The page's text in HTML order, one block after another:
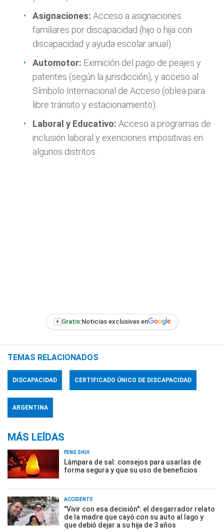
Asignaciones: Acceso a asignaciones
familiares por discapacidad (hijo o hija con
discapacidad y ayuda escolar anual).
Automotor: Eximición del pago de peajes y
patentes (según la jurisdicción), y acceso al
Símbolo Internacional de Acceso (oblea para
libre tránsito y estacionamiento).
Laboral y Educativo: Acceso a programas de
inclusión laboral y exenciones impositivas en
algunos distritos.
+ Gratis:Noticias exclusivas en
TEMAS RELACIONADOS
DISCAPACIDAD CERTIFICADO ÚNICO DE DISCAPACIDAD
ARGENTINA
MÁS LEÍDAS
FENG SHUI
Lámpara de sal: consejos para usarlas de
forma segura y que su uso de beneficios
ACCIDENTE
"Vivir con esa decisión": el desgarrador relato
de la madre que cayó con su auto al lago y
que debió dejar a su hija de 3 años